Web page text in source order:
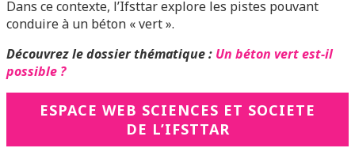
Dans ce contexte, l’Ifsttar explore les pistes pouvant
conduire à un béton « vert ».
Découvrez le dossier thématique : Un béton vert est-il
possible ?
ESPACE WEB SCIENCES ET SOCIETE
DE L’IFSTTAR